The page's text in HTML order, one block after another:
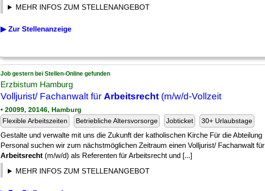
MEHR INFOS ZUM STELLENANGEBOT
▶ Zur Stellenanzeige
Job gestern bei Stellen-Online gefunden
Erzbistum Hamburg
Volljurist/ Fachanwalt für Arbeitsrecht (m/w/d-Vollzeit
• 20099, 20146, Hamburg
Flexible Arbeitszeiten
Betriebliche Altersvorsorge Jobticket 30+ Urlaubstage
Gestalte und verwalte mit uns die Zukunft der katholischen Kirche Für die Abteilung
Personal suchen wir zum nächstmöglichen Zeitraum einen Volljurist/ Fachanwalt für
Arbeitsrecht (m/w/d) als Referenten für Arbeitsrecht und [...]
MEHR INFOS ZUM STELLENANGEBOT